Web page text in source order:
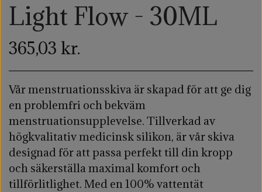
Light Flow - 30ML
365,03 kr.
Vår menstruationsskiva är skapad för att ge dig
en problemfri och bekväm
menstruationsupplevelse. Tillverkad av
högkvalitativ medicinsk silikon, är vår skiva
designad för att passa perfekt till din kropp
och säkerställa maximal komfort och
tillförlitlighet. Med en 100% vattentät